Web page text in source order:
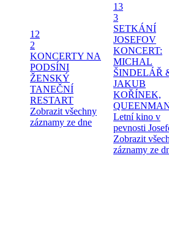
12
2
KONCERTY NA
PODSÍNI
ŽENSKÝ
TANEČNÍ
RESTART
Zobrazit všechny
záznamy ze dne
13
3
SETKÁNÍ
JOSEFOV
KONCERT:
MICHAL
ŠINDELÁŘ
JAKUB
KOŘÍNEK,
Letní kino v
pevnosti
Zobrazit
záznamy ze